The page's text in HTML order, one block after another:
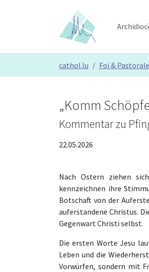
cathol.lu Foi & Pastorale
„Komm
Kommentar zu
22.05.2026
Nach Ostern ziehen
kennzeichnen ihre
Botschaft von der
auferstandene Christus.
Gegenwart Christi selbst.
Die ersten Worte Jesu
Leben und die
Vorwürfen, sondern mit